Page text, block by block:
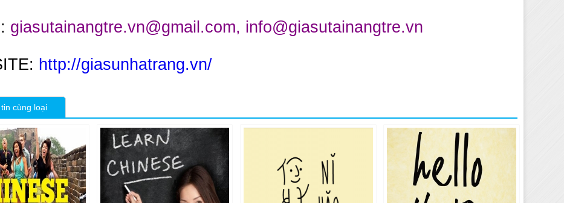
giasutainangtre.vn@gmail.com, info@giasutainangtre.vn
http://giasunhatrang.vn/
cùng loại